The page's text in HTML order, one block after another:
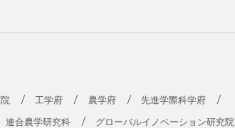
工学府 農学府 先進学際科学府
連合農学研究科 グローバルイノベーション研究院